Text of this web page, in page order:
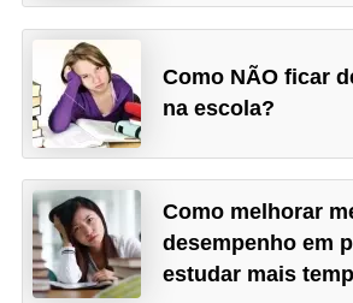
Como NÃO ficar
na escola?
Como melhorar
desempenho em
estudar mais